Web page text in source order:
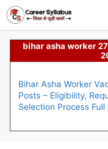
content
bihar asha worker
Bihar Asha Worker
Posts – Eligibility,
Selection Process Full